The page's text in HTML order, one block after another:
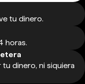
tu dinero.
horas.
dinero, ni siquiera